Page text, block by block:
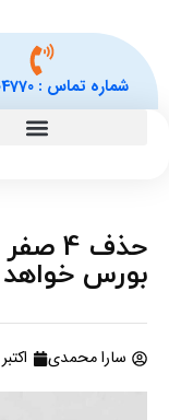
شماره تماس :
حذف
بورس
سارا محمدی اکتبر 6, 2025